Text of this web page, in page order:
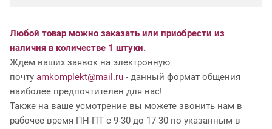
Любой товар можно заказать или приобрести из
наличия в количестве 1 штуки.
Ждем ваших заявок на электронную
почту amkomplekt@mail.ru - данный формат общения
наиболее предпочтителен для нас!
Также на ваше усмотрение вы можете звонить нам в
рабочее время ПН-ПТ с 9-30 до 17-30 по указанным в